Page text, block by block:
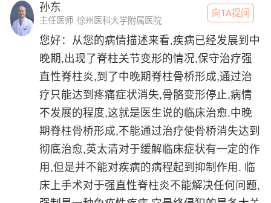
向TA提问
孙东
主任医师 徐州医科大学附属医院
您好：从您的病情描述来看,疾病已经发展到中
晚期,出现了脊柱关节变形的情况,保守治疗强
直性脊柱炎,到了中晚期脊柱骨桥形成,通过治
疗只能达到疼痛症状消失,骨骼变形停止,病情
不发展的程度,这就是医生说的临床治愈.中晚
期脊柱骨桥形成,不能通过治疗使骨桥消失达到
彻底治愈,英太清对于缓解临床症状有一定的作
用,但是并不能对疾病的病程起到抑制作用. 临
床上手术对于强直性脊柱炎不能解决任何问题,